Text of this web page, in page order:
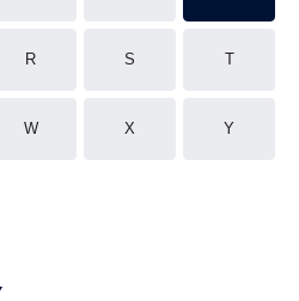
R S T
W X Y